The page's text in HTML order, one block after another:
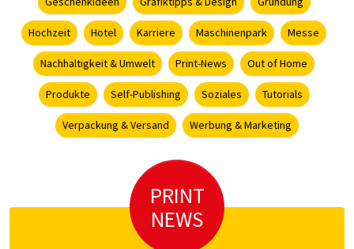
Hochzeit Hotel Karriere Maschinenpark Messe
Nachhaltigkeit & Umwelt Print-News Out of Home
Produkte Self-Publishing Soziales Tutorials
Verpackung & Versand Werbung & Marketing
PRINT
NEWS